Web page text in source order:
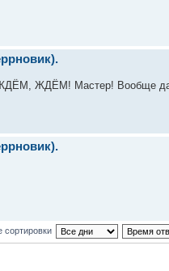
ЖДЁМ! Мастер! Вообще
сортировки